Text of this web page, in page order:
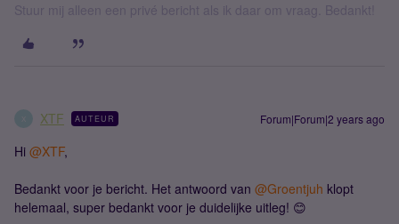
Stuur mij alleen een privé bericht als ik daar om vraag. Bedankt!
XTF AUTEUR Forum|Forum|2 years ago
Hi @XTF,
Bedankt voor je bericht. Het antwoord van @Groentjuh klopt
helemaal, super bedankt voor je duidelijke uitleg! 😊